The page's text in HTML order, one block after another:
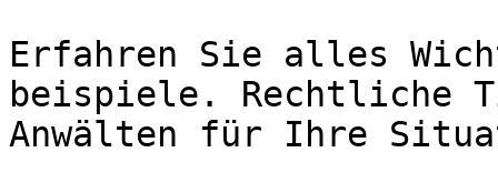
Erfahren Sie alles
beispiele. Rechtliche
Anwälten für Ihre